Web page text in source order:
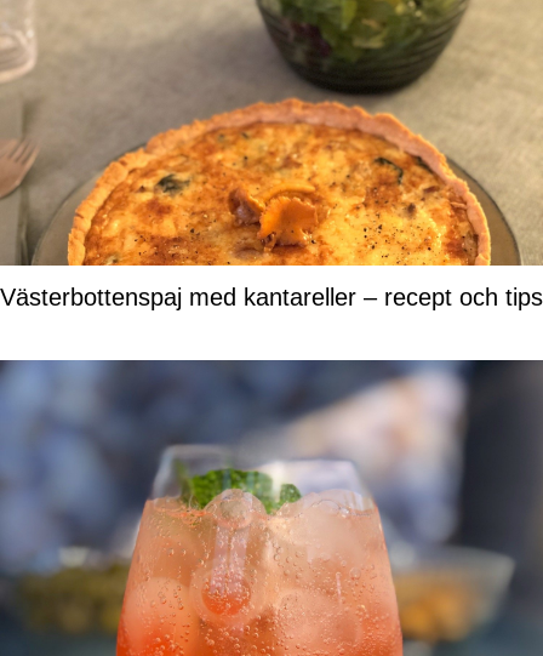
Västerbottenspaj med kantareller – recept och tips